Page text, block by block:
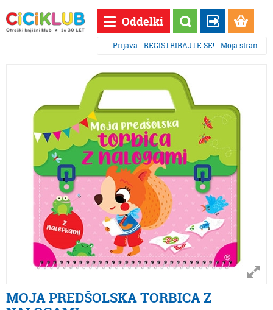
Oddelki
Prijava REGISTRIRAJTE SE! Moja stran
MOJA PREDŠOLSKA TORBICA Z